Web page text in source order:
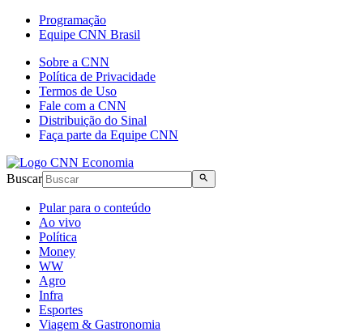
Programação
Equipe CNN Brasil
Sobre a CNN
Política de Privacidade
Termos de Uso
Fale com a CNN
Distribuição do Sinal
Faça parte da Equipe CNN
Buscar
Pular para o conteúdo
Ao vivo
Política
Money
WW
Agro
Infra
Esportes
Viagem & Gastronomia